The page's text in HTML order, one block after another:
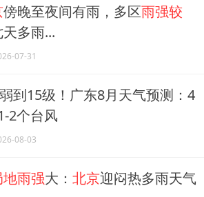
傍晚至夜间有雨，多区雨强较
多雨...
07-31
到15级！广东8月天气预测：4
2个台风
08-03
地雨强大： 北京迎闷热多雨天气